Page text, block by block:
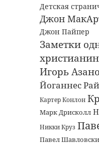
Детская
Джон
Джон Пайпер
Заметки
Игорь
Йоганнес
Картер Конлон
Марк Дрисколл
Никки Круз
Павел